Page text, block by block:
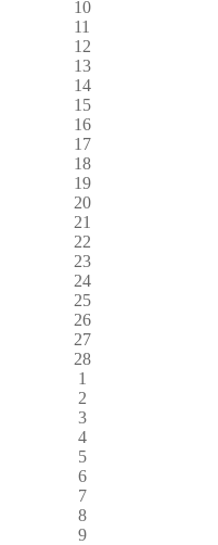
10
11
12
13
14
15
16
17
18
19
20
21
22
23
24
25
26
27
28
1
2
3
4
5
6
7
8
9